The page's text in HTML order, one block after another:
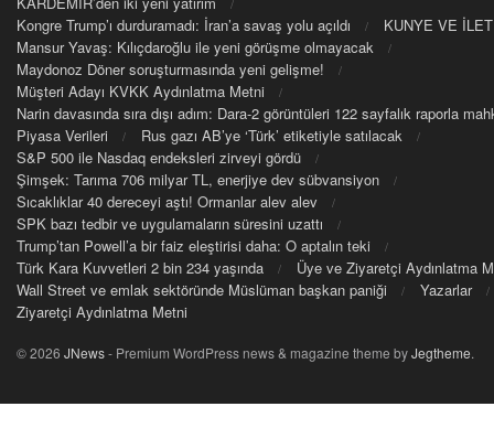
Kongre Trump’ı durduramadı: İran’a savaş yolu açıldı
KUNYE VE
Mansur Yavaş: Kılıçdaroğlu ile yeni görüşme olmayacak
Maydonoz Döner soruşturmasında yeni gelişme!
Müşteri Adayı KVKK Aydınlatma Metni
Narin davasında sıra dışı adım: Dara-2 görüntüleri 122 sayfalık raporla
Piyasa Verileri
Rus gazı AB’ye ‘Türk’ etiketiyle satılacak
S&P 500 ile Nasdaq endeksleri zirveyi gördü
Şimşek: Tarıma 706 milyar TL, enerjiye dev sübvansiyon
Sıcaklıklar 40 dereceyi aştı! Ormanlar alev alev
SPK bazı tedbir ve uygulamaların süresini uzattı
Trump’tan Powell’a bir faiz eleştirisi daha: O aptalın teki
Türk Kara Kuvvetleri 2 bin 234 yaşında
Üye ve Ziyaretçi Aydınlatma
Wall Street ve emlak sektöründe Müslüman başkan paniği
Yazarlar
Ziyaretçi Aydınlatma Metni
© 2026 JNews- Premium WordPress news & magazine theme byJegtheme.